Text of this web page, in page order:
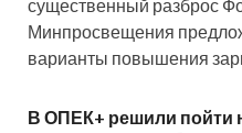
существенный разброс
Минпросвещения
варианты повышения
В ОПЕК+ решили пойти